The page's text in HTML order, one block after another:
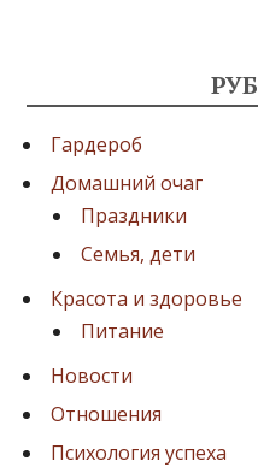
Гардероб
Домашний очаг
Праздники
Семья, дети
Красота и здоровье
Питание
Новости
Отношения
Психология успеха